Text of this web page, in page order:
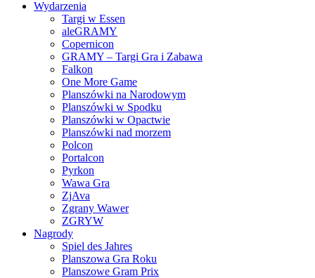
Wydarzenia
Targi w Essen
aleGRAMY
Copernicon
GRAMY – Targi Gra i Zabawa
Falkon
One More Game
Planszówki na Narodowym
Planszówki w Spodku
Planszówki w Opactwie
Planszówki nad morzem
Polcon
Portalcon
Pyrkon
Wawa Gra
ZjAva
Zgrany Wawer
ZGRYW
Nagrody
Spiel des Jahres
Planszowa Gra Roku
Planszowe Gram Prix